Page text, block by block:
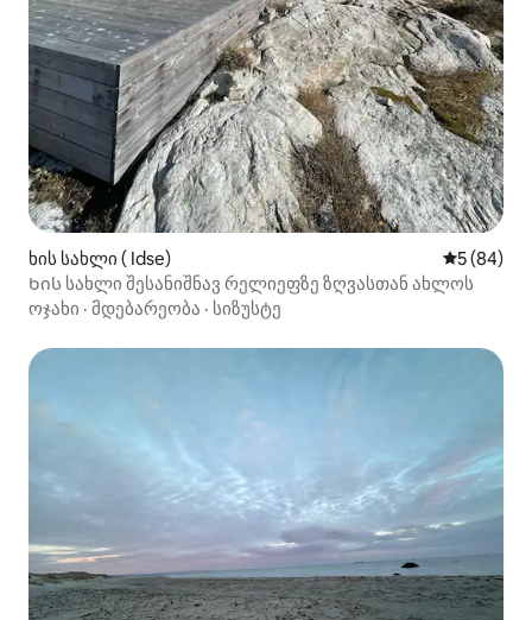
ხის სახლი ( Idse) საშუალო
5 (84)
Ხის სახლი შესანიშნავ რელიეფზე ზღვასთან ახლოს
ოჯახი · მდებარეობა · სიზუსტე